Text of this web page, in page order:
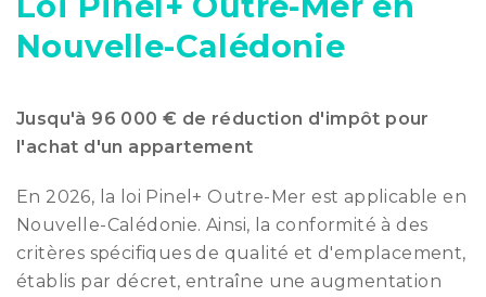
Nouvelle-Calédonie
Jusqu'à 96 000 € de réduction d'impôt pour
l'achat d'un appartement
En 2026, la loi Pinel+ Outre-Mer est applicable en
Nouvelle-Calédonie. Ainsi, la conformité à des
critères spécifiques de qualité et d'emplacement,
établis par décret, entraîne une augmentation